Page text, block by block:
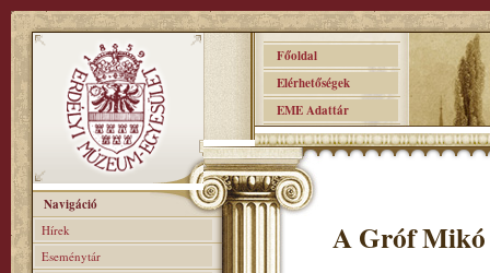
Főoldal
Elérhetőségek
EME Adattár
Navigáció
Hírek
Eseménytár
A Gróf